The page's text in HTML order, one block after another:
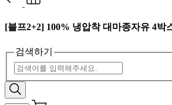
[블프2+2] 100% 냉압착 대마종자유 4박
검색하기